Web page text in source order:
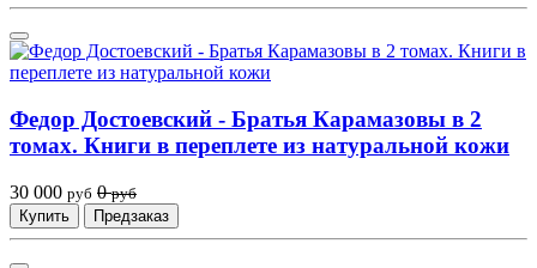
Федор Достоевский - Братья Карамазовы в 2
томах. Книги в переплете из натуральной кожи
30 000 руб 0 руб
Купить
Предзаказ